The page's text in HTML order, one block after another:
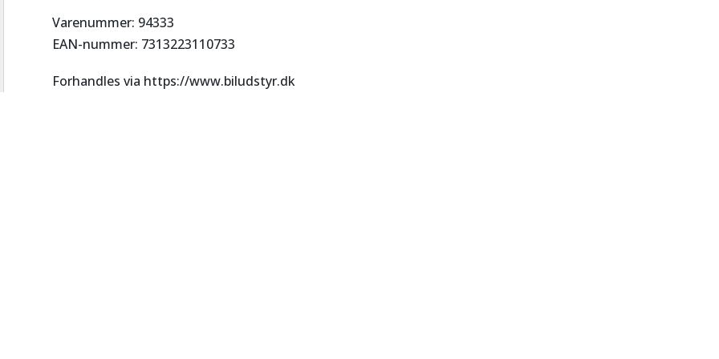
Varenummer: 94333
EAN-nummer: 7313223110733
Forhandles via https://www.biludstyr.dk